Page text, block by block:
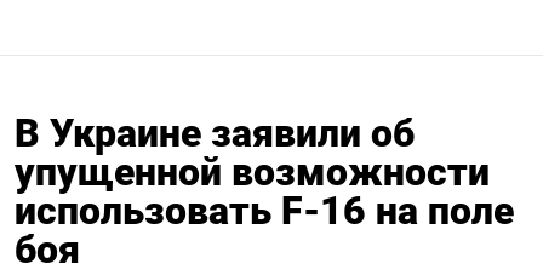
В Украине заявили об
упущенной возможности
использовать F-16 на поле
боя